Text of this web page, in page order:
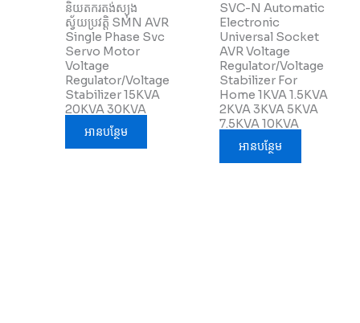
និយតករតង់ស្យុង
ស្វ័យប្រវត្តិ SMN AVR
Single Phase Svc
Servo Motor
Voltage
Regulator/Voltage
Stabilizer 15KVA
20KVA 30KVA
អាន​បន្ថែម
SVC-N Automatic
Electronic
Universal Socket
AVR Voltage
Regulator/Voltage
Stabilizer For
Home 1KVA 1.5KVA
2KVA 3KVA 5KVA
7.5KVA 10KVA
អាន​បន្ថែម